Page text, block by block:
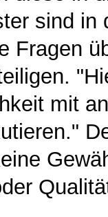
sind in
Fragen
mit